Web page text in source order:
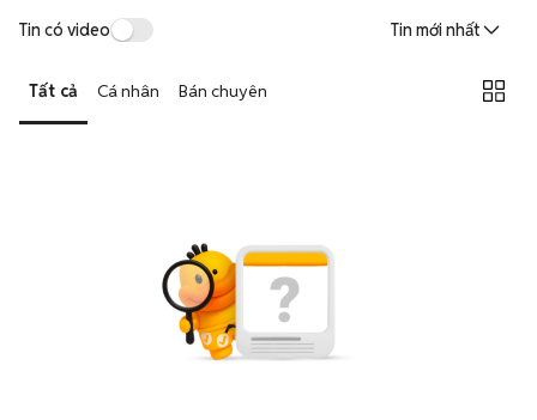
Tin có video Tin mới nhất
Tất cả Cá nhân Bán chuyên